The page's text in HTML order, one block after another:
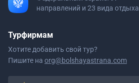
направлений и 23 вида отдыха
Турфирмам
Хотите добавить свой тур?
Пишите на org@bolshayastrana.com